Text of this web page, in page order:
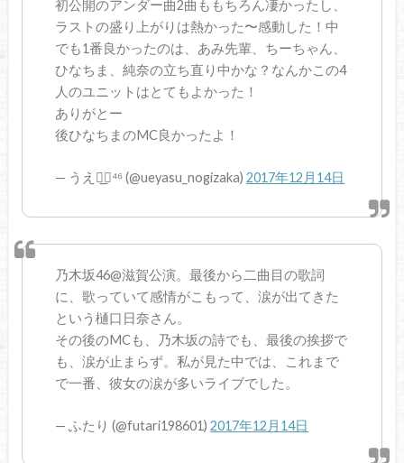
初公開のアンダー曲2曲ももちろん凄かったし、
ラストの盛り上がりは熱かった〜感動した！中
でも1番良かったのは、あみ先輩、ちーちゃん、
ひなちま、純奈の立ち直り中かな？なんかこの4
人のユニットはとてもよかった！
ありがとー
後ひなちまのMC良かったよ！
— うえ◢͟￨⁴⁶ (@ueyasu_nogizaka)2017年12月14日
乃木坂46@滋賀公演。最後から二曲目の歌詞
に、歌っていて感情がこもって、涙が出てきた
という樋口日奈さん。
その後のMCも、乃木坂の詩でも、最後の挨拶で
も、涙が止まらず。私が見た中では、これまで
で一番、彼女の涙が多いライブでした。
— ふたり (@futari198601)2017年12月14日